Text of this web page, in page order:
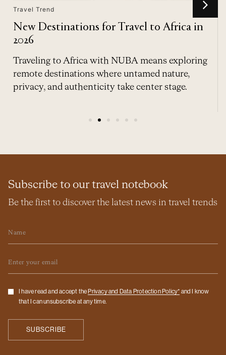
Travel Trend
New Destinations for Travel to Africa in
2026
Traveling to Africa with NUBA means exploring
remote destinations where untamed nature,
privacy, and authenticity take center stage.
Subscribe to our travel notebook
Be the first to discover the latest news in travel trends
Checkbox
I have read and accept the Privacy and Data Protection Policy* and I know
that I can unsubscribe at any time.